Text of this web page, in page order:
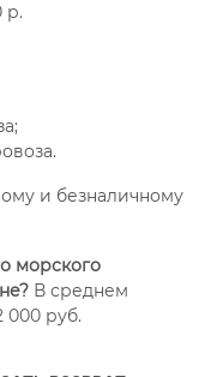
р.
и безналичному
морского
В среднем
000 руб.